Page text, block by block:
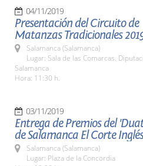
04/11/2019
Presentación del Circuito de
Matanzas Tradicionales
Salamanca (Salamanca)
Lugar: Sala de las Comarcas.
Salamanca
Hora: 11:30 h.
03/11/2019
Entrega de Premios del
de Salamanca El Corte
Salamanca (Salamanca)
Lugar: Plaza de la Concordia